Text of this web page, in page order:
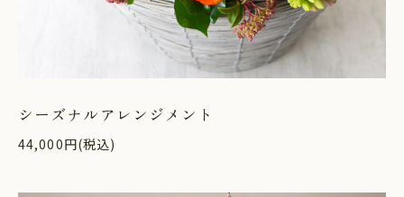
シーズナルアレンジメント
44,000円(税込)